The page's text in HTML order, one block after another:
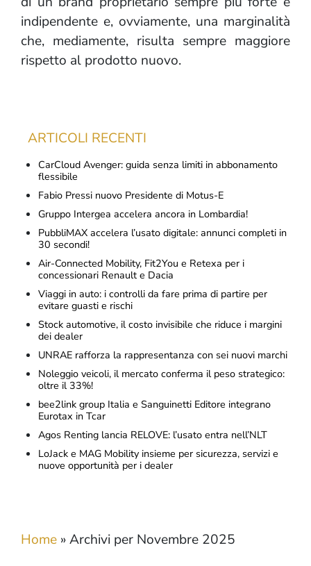
indipendente e, ovviamente, una marginalità
che, mediamente, risulta sempre maggiore
rispetto al prodotto nuovo.
ARTICOLI RECENTI
CarCloud Avenger: guida senza limiti in abbonamento
flessibile
Fabio Pressi nuovo Presidente di Motus-E
Gruppo Intergea accelera ancora in Lombardia!
PubbliMAX accelera l’usato digitale: annunci completi in
30 secondi!
Air-Connected Mobility, Fit2You e Retexa per i
concessionari Renault e Dacia
Viaggi in auto: i controlli da fare prima di partire per
evitare guasti e rischi
Stock automotive, il costo invisibile che riduce i margini
dei dealer
UNRAE rafforza la rappresentanza con sei nuovi marchi
Noleggio veicoli, il mercato conferma il peso strategico:
oltre il 33%!
bee2link group Italia e Sanguinetti Editore integrano
Eurotax in Tcar
Agos Renting lancia RELOVE: l’usato entra nell’NLT
LoJack e MAG Mobility insieme per sicurezza, servizi e
nuove opportunità per i dealer
Home »Archivi per Novembre 2025